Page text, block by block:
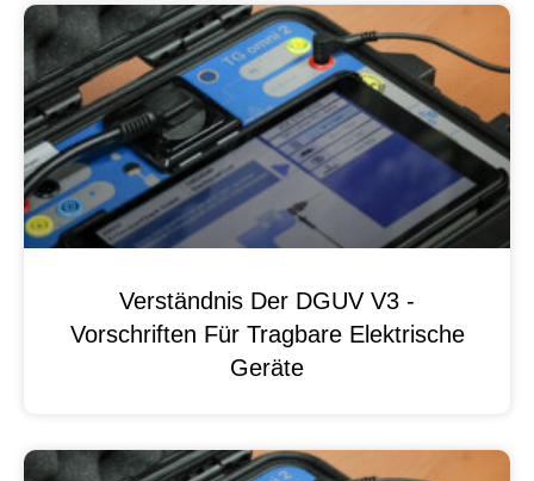
Verständnis Der DGUV V3 -
Vorschriften Für Tragbare Elektrische
Geräte